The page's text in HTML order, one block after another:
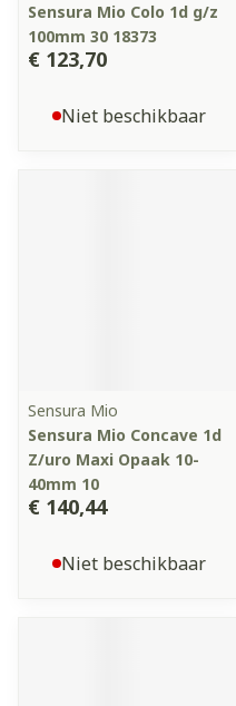
Sensura Mio Colo 1d g/z
100mm 30 18373
€ 123,70
Niet beschikbaar
Sensura Mio
Sensura Mio Concave 1d
Z/uro Maxi Opaak 10-
40mm 10
€ 140,44
Niet beschikbaar